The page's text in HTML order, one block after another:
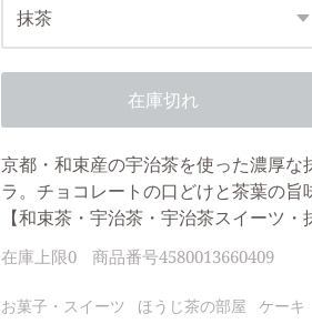
在庫切れ
京都・和束産の宇治茶を使った濃厚
ラ。チョコレートの口どけと茶葉の
【和束茶・宇治茶・宇治茶スイーツ・
在庫上限0 商品番号4580013660409
お菓子・スイーツ ほうじ茶の部屋 ケーキ